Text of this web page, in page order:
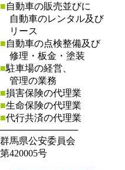
■自動車の販売並びに
自動車のレンタル及び
リース
■自動車の点検整備及び
修理・板金・塗装
■駐車場の経営、
管理の業務
■損害保険の代理業
■生命保険の代理業
■代行共済の代理業
────────────
群馬県公安委員会
第420005号